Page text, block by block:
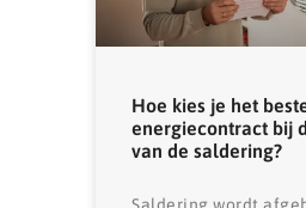
Hoe kies je het
energiecontract bij
van de saldering?